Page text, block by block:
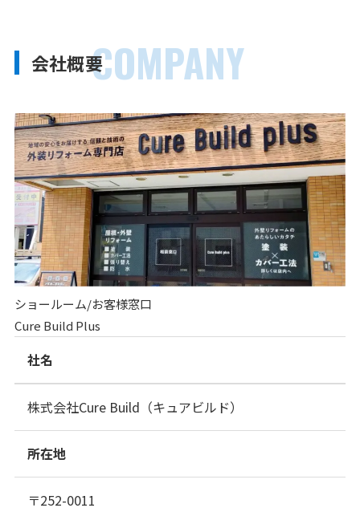
COMPANY
会社概要
ショールーム/お客様窓口
Cure Build Plus
社名
株式会社Cure Build（キュアビルド）
所在地
〒252-0011